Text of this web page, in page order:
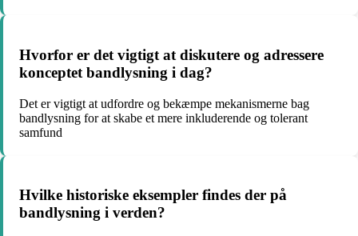
Hvorfor er det vigtigt at diskutere og adressere
konceptet bandlysning i dag?
Det er vigtigt at udfordre og bekæmpe mekanismerne bag
bandlysning for at skabe et mere inkluderende og tolerant
samfund
Hvilke historiske eksempler findes der på
bandlysning i verden?